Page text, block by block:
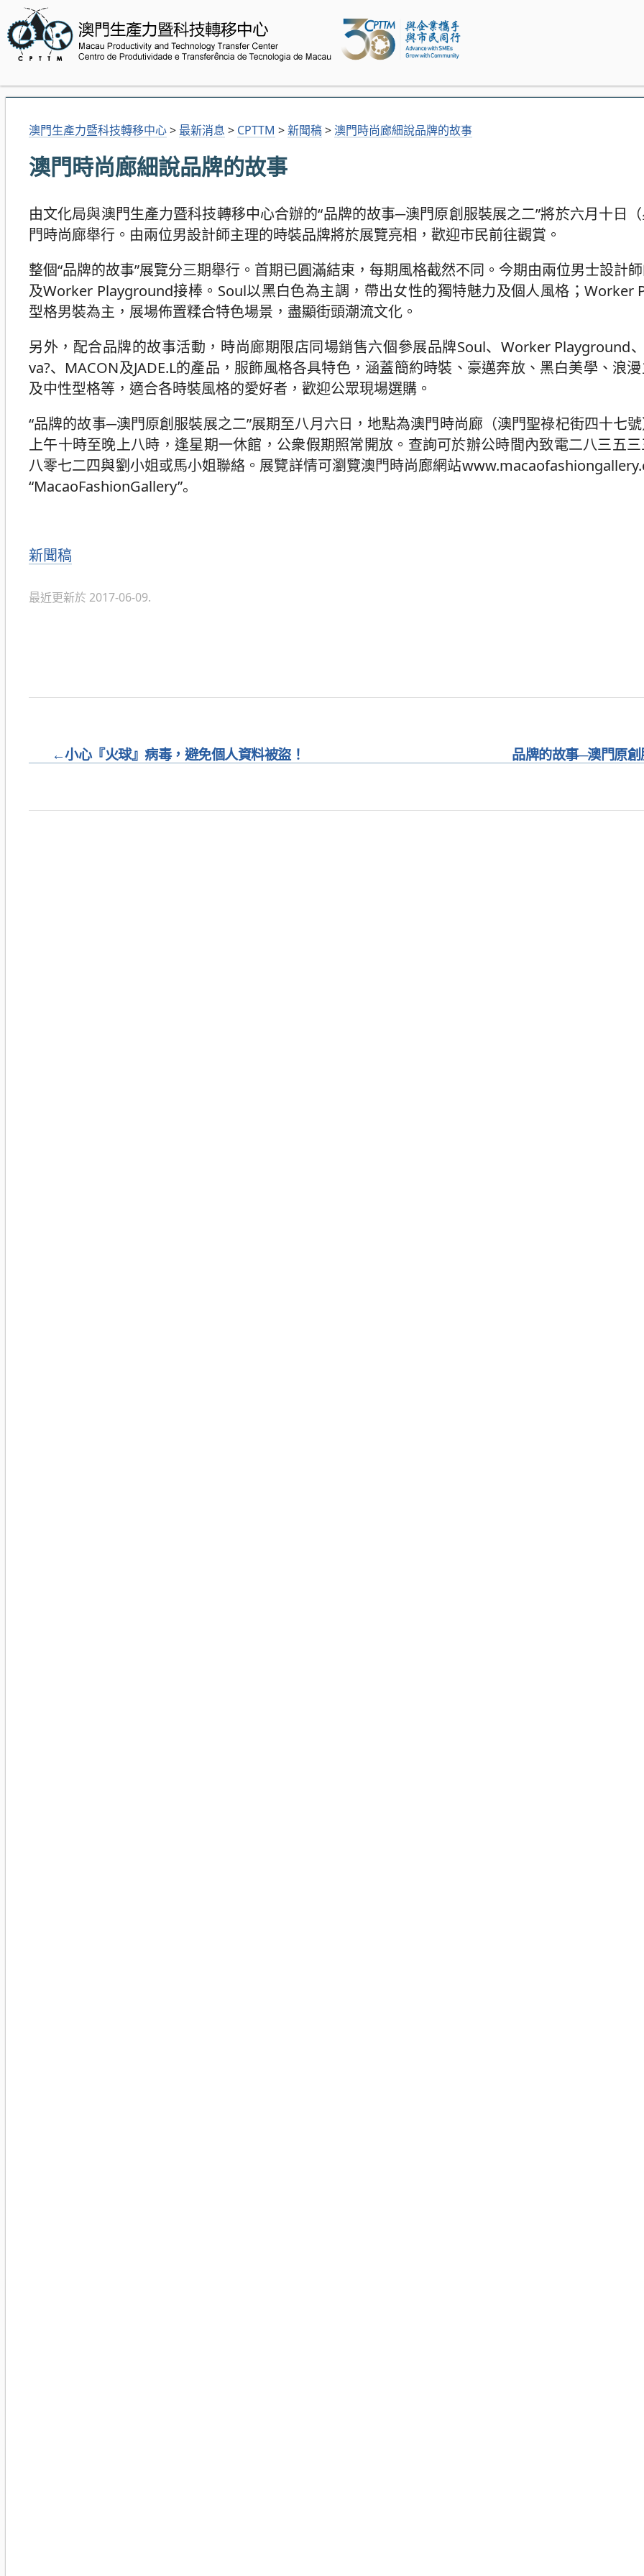
澳門生產力暨科技轉移中心> 最新消息 > CPTTM >新聞稿> 澳門時尚廊細說品牌的故事
澳門時尚廊細說品牌的故事
由文化局與澳門生產力暨科技轉移中心合辦的“品牌的故事─澳門原創服裝展之二”將於六月十日
門時尚廊舉行。由兩位男設計師主理的時裝品牌將於展覽亮相，歡迎市民前往觀賞。
整個“品牌的故事”展覽分三期舉行。首期已圓滿結束，每期風格截然不同。今期由兩位男士設計
及Worker Playground接棒。Soul以黑白色為主調，帶出女性的獨特魅力及個人風格；Worker
型格男裝為主，展場佈置糅合特色場景，盡顯街頭潮流文化。
另外，配合品牌的故事活動，時尚廊期限店同場銷售六個參展品牌Soul、Worker Playground
va?、MACON及JADE.L的產品，服飾風格各具特色，涵蓋簡約時裝、豪邁奔放、黑白美學、浪
及中性型格等，適合各時裝風格的愛好者，歡迎公眾現場選購。
“品牌的故事─澳門原創服裝展之二”展期至八月六日，地點為澳門時尚廊（澳門聖祿杞街四十七
上午十時至晚上八時，逢星期一休館，公衆假期照常開放。查詢可於辦公時間內致電二八三五
八零七二四與劉小姐或馬小姐聯絡。展覽詳情可瀏覽澳門時尚廊網站
“MacaoFashionGallery”。
分
新聞稿
最近更新於 2017-06-09.
←小心『火球』病毒，避免個人資料被盜！ 品牌的故事─澳門原